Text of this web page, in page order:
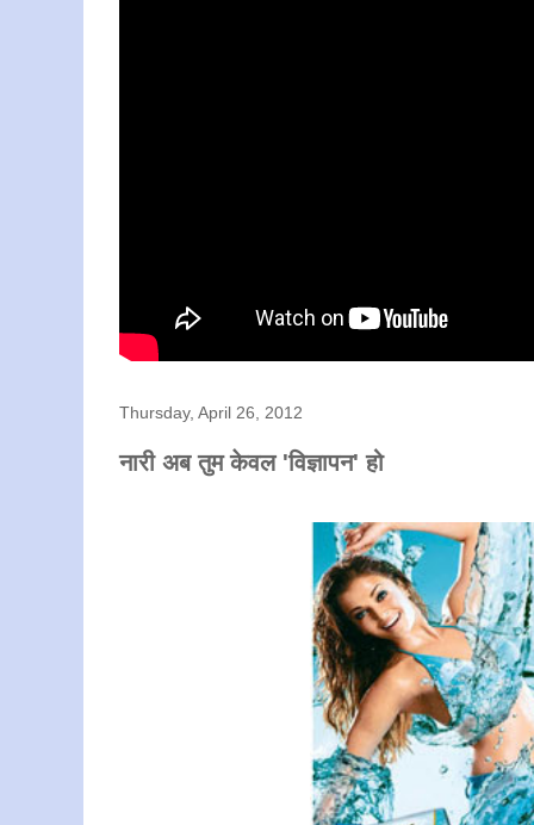
Thursday, April 26, 2012
नारी अब तुम केवल 'विज्ञापन' हो